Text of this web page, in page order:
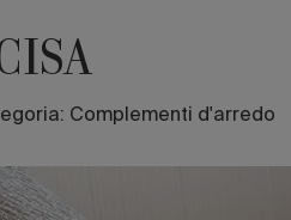
Complementi d'arredo